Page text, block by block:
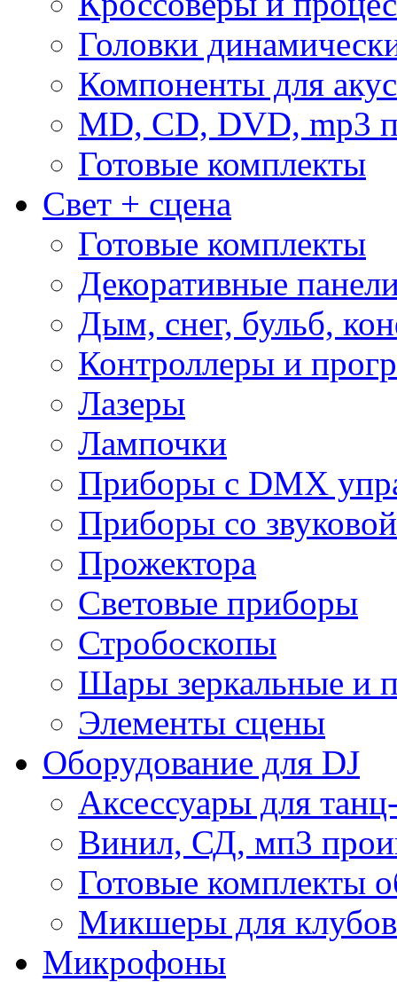
Головки
Компоненты для
MD, CD, DVD, mp3
Готовые комплекты
Свет + сцена
Готовые комплекты
Декоративные
Дым, снег, бульб,
Контроллеры и
Лазеры
Лампочки
Приборы с DMX
Приборы со
Прожектора
Световые приборы
Стробоскопы
Шары зеркальные и
Элементы сцены
Оборудование для DJ
Аксессуары для
Винил, СД, мп3
Готовые комплекты
Микшеры для клубов
Микрофоны